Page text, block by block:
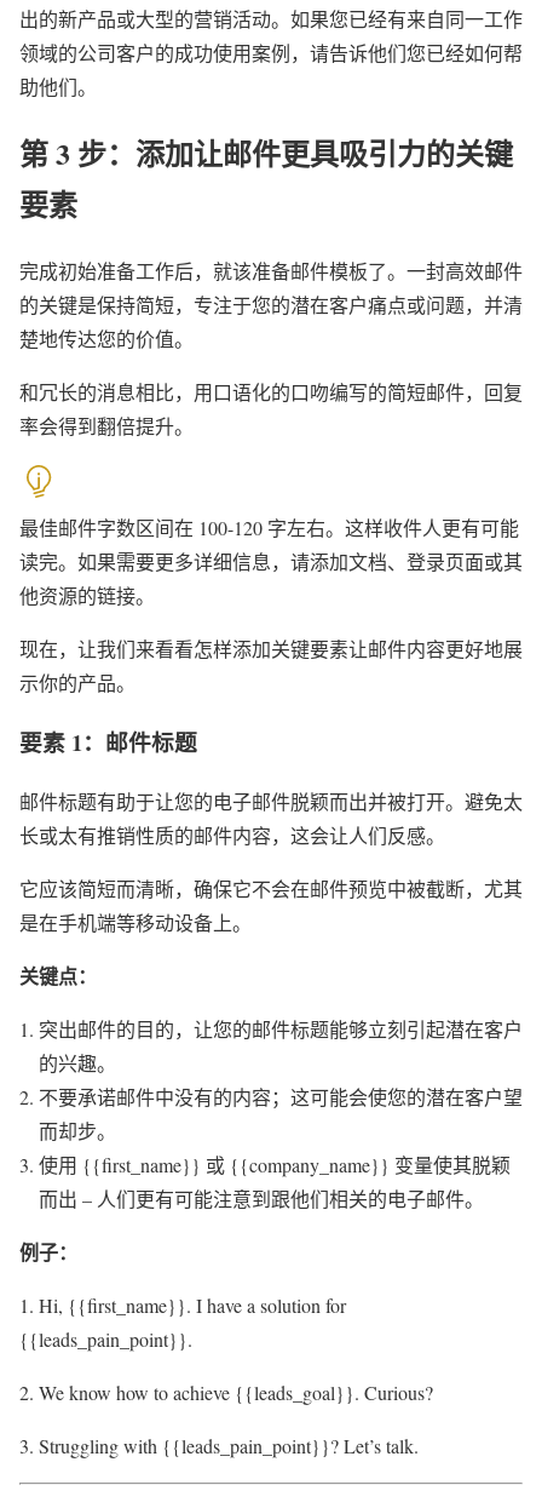
出的新产品或大型的营销活动。如果您已经有来自同一工作
领域的公司客户的成功使用案例，请告诉他们您已经如何帮
助他们。
第 3 步：添加让邮件更具吸引力的关键
要素
完成初始准备工作后，就该准备邮件模板了。一封高效邮件
的关键是保持简短，专注于您的潜在客户痛点或问题，并清
楚地传达您的价值。
和冗长的消息相比，用口语化的口吻编写的简短邮件，回复
率会得到翻倍提升。
最佳邮件字数区间在 100-120 字左右。这样收件人更有可能
读完。如果需要更多详细信息，请添加文档、登录页面或其
他资源的链接。
现在，让我们来看看怎样添加关键要素让邮件内容更好地展
示你的产品。
要素 1：邮件标题
邮件标题有助于让您的电子邮件脱颖而出并被打开。避免太
长或太有推销性质的邮件内容，这会让人们反感。
它应该简短而清晰，确保它不会在邮件预览中被截断，尤其
是在手机端等移动设备上。
关键点：
突出邮件的目的，让您的邮件标题能够立刻引起潜在客户
的兴趣。
不要承诺邮件中没有的内容；这可能会使您的潜在客户望
而却步。
使用 {{first_name}} 或 {{company_name}} 变量使其脱颖
而出 – 人们更有可能注意到跟他们相关的电子邮件。
例子：
1. Hi, {{first_name}}. I have a solution for
{{leads_pain_point}}.
2. We know how to achieve {{leads_goal}}. Curious?
3. Struggling with {{leads_pain_point}}? Let’s talk.